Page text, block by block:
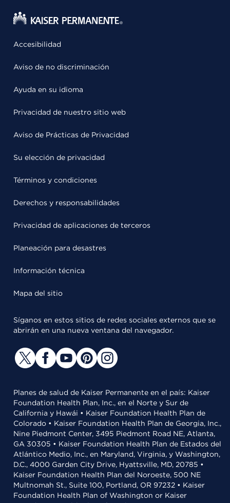
Accesibilidad
Aviso de no discriminación
Ayuda en su idioma
Privacidad de nuestro sitio web
Aviso de Prácticas de Privacidad
Su elección de privacidad
Términos y condiciones
Derechos y responsabilidades
Privacidad de aplicaciones de terceros
Planeación para desastres
Información técnica
Mapa del sitio
Síganos en estos sitios de redes sociales externos que se
abrirán en una nueva ventana del navegador.
Planes de salud de Kaiser Permanente en el país: Kaiser
Foundation Health Plan, Inc., en el Norte y Sur de
California y Hawái • Kaiser Foundation Health Plan de
Colorado • Kaiser Foundation Health Plan de Georgia, Inc.,
Nine Piedmont Center, 3495 Piedmont Road NE, Atlanta,
GA 30305 • Kaiser Foundation Health Plan de Estados del
Atlántico Medio, Inc., en Maryland, Virginia, y Washington,
D.C., 4000 Garden City Drive, Hyattsville, MD, 20785 •
Kaiser Foundation Health Plan del Noroeste, 500 NE
Multnomah St., Suite 100, Portland, OR 97232 • Kaiser
Foundation Health Plan of Washington or Kaiser